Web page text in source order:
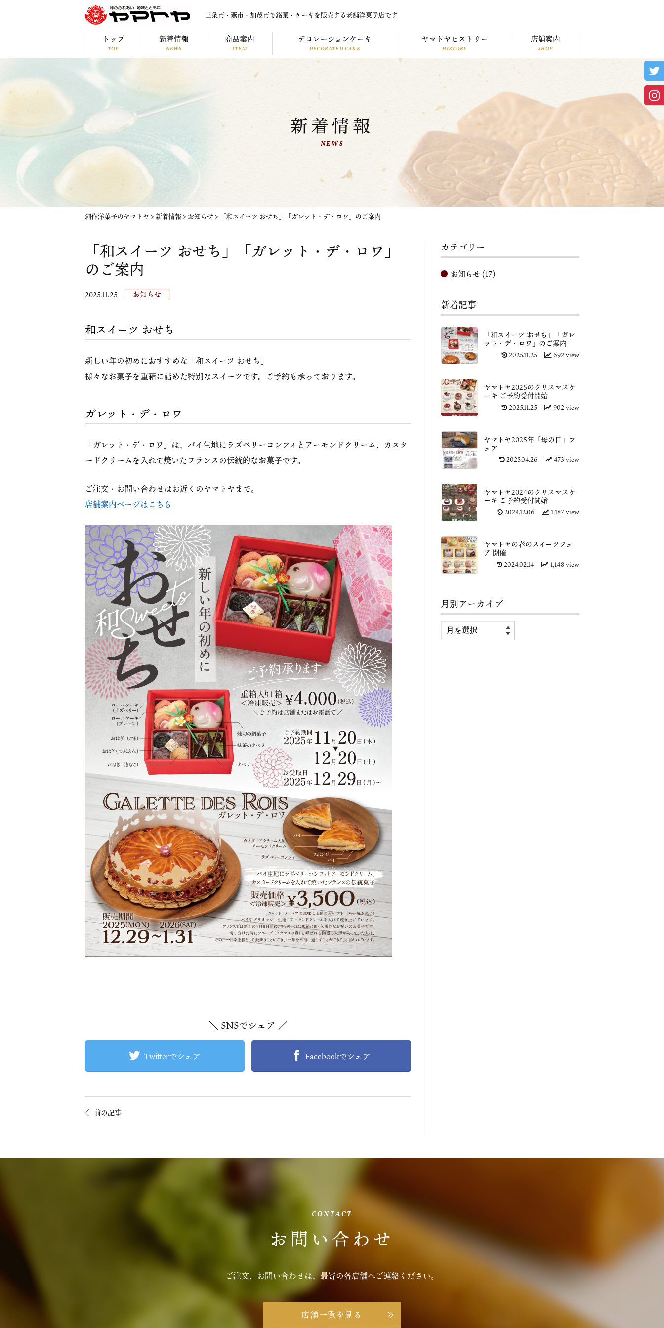
三条市・燕市・加茂市で銘菓・ケーキを販売する老舗洋菓子店です
トップ
TOP
新着情報
NEWS
商品案内
ITEM
デコレーションケーキ
DECORATED CAKE
ヤマトヤヒストリー
HISTORY
店舗案内
SHOP
新着情報
NEWS
創作洋菓子のヤマトヤ >新着情報 > お知らせ > 「和スイーツ おせち」「ガレット・デ・ロワ」のご案内
「和スイーツ おせち」「ガレット・デ・ロワ」
のご案内
2025.11.25 お知らせ
和スイーツ おせち
新しい年の初めにおすすめな「和スイーツ おせち」
様々なお菓子を重箱に詰めた特別なスイーツです。ご予約も承っております。
ガレット・デ・ロワ
「ガレット・デ・ロワ」は、パイ生地にラズベリーコンフィとアーモンドクリーム、カスタ
ードクリームを入れて焼いたフランスの伝統的なお菓子です。
ご注文・お問い合わせはお近くのヤマトヤまで。
店舗案内ページはこちら
＼ SNSでシェア ／
Twitterでシェア Facebookでシェア
← 前の記事
カテゴリー
お知らせ (17)
新着記事
「和スイーツ おせち」「ガレ
ット・デ・ロワ」のご案内
692 view
2025.11.25
ヤマトヤ2025のクリスマスケ
ーキ ご予約受付開始
902 view
2025.11.25
ヤマトヤ2025年「母の日」フ
ェア
473 view
2025.04.26
ヤマトヤ2024のクリスマスケ
ーキ ご予約受付開始
1,187 view
2024.12.06
ヤマトヤの春のスイーツフェ
ア 開催
1,148 view
2024.02.14
月別アーカイブ
CONTACT
お問い合わせ
ご注文、お問い合わせは、最寄の各店舗へご連絡ください。
店舗一覧を見る